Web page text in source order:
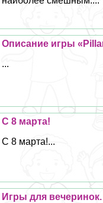
Описание игры
...
С 8 марта!
С 8 марта!...
Игры для